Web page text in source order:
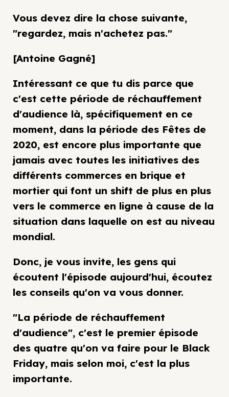
Vous devez dire la chose suivante,
"regardez, mais n'achetez pas."
[Antoine Gagné]
Intéressant ce que tu dis parce que
c'est cette période de réchauffement
d'audience là, spécifiquement en ce
moment, dans la période des Fêtes de
2020, est encore plus importante que
jamais avec toutes les initiatives des
différents commerces en brique et
mortier qui font un shift de plus en plus
vers le commerce en ligne à cause de la
situation dans laquelle on est au niveau
mondial.
Donc, je vous invite, les gens qui
écoutent l'épisode aujourd'hui, écoutez
les conseils qu'on va vous donner.
"La période de réchauffement
d'audience", c'est le premier épisode
des quatre qu'on va faire pour le Black
Friday, mais selon moi, c'est la plus
importante.